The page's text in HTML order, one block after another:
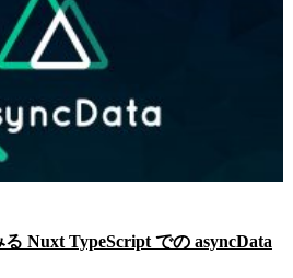
Nuxt TypeScript での asyncData